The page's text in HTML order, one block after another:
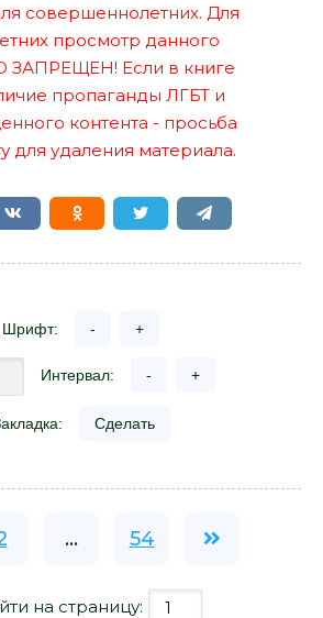
совершеннолетних. Для
просмотр данного
ЗАПРЕЩЕН! Если в книге
пропаганды ЛГБТ и
контента - просьба
для удаления материала.
Шрифт: - +
Интервал: - +
Сделать
... 54
на страницу: